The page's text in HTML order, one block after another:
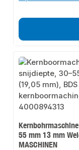
55 mm 13 mm
MASCHINEN